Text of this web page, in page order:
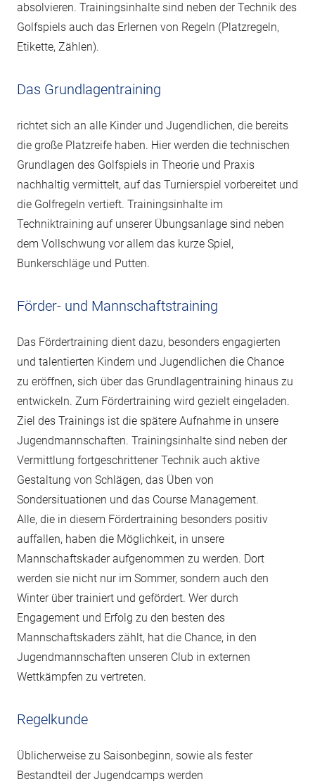
absolvieren. Trainingsinhalte sind neben der Technik des
Golfspiels auch das Erlernen von Regeln (Platzregeln,
Etikette, Zählen).
Das Grundlagentraining
richtet sich an alle Kinder und Jugendlichen, die bereits
die große Platzreife haben. Hier werden die technischen
Grundlagen des Golfspiels in Theorie und Praxis
nachhaltig vermittelt, auf das Turnierspiel vorbereitet und
die Golfregeln vertieft. Trainingsinhalte im
Techniktraining auf unserer Übungsanlage sind neben
dem Vollschwung vor allem das kurze Spiel,
Bunkerschläge und Putten.
Förder- und Mannschaftstraining
Das Fördertraining dient dazu, besonders engagierten
und talentierten Kindern und Jugendlichen die Chance
zu eröffnen, sich über das Grundlagentraining hinaus zu
entwickeln. Zum Fördertraining wird gezielt eingeladen.
Ziel des Trainings ist die spätere Aufnahme in unsere
Jugendmannschaften. Trainingsinhalte sind neben der
Vermittlung fortgeschrittener Technik auch aktive
Gestaltung von Schlägen, das Üben von
Sondersituationen und das Course Management.
Alle, die in diesem Fördertraining besonders positiv
auffallen, haben die Möglichkeit, in unsere
Mannschaftskader aufgenommen zu werden. Dort
werden sie nicht nur im Sommer, sondern auch den
Winter über trainiert und gefördert. Wer durch
Engagement und Erfolg zu den besten des
Mannschaftskaders zählt, hat die Chance, in den
Jugendmannschaften unseren Club in externen
Wettkämpfen zu vertreten.
Regelkunde
Üblicherweise zu Saisonbeginn, sowie als fester
Bestandteil der Jugendcamps werden